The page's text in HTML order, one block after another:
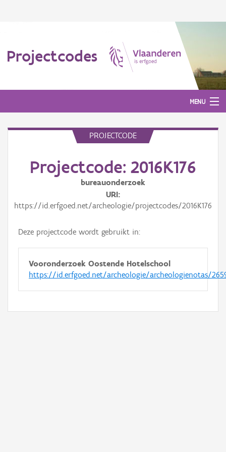
Projectcodes
MENU
PROJECTCODE
Projectcode: 2016K176
bureauonderzoek
URI
https://id.erfgoed.net/archeologie/projectcodes/2016K176
Deze projectcode wordt gebruikt in:
Vooronderzoek Oostende Hotelschool
https://id.erfgoed.net/archeologie/archeologienotas/